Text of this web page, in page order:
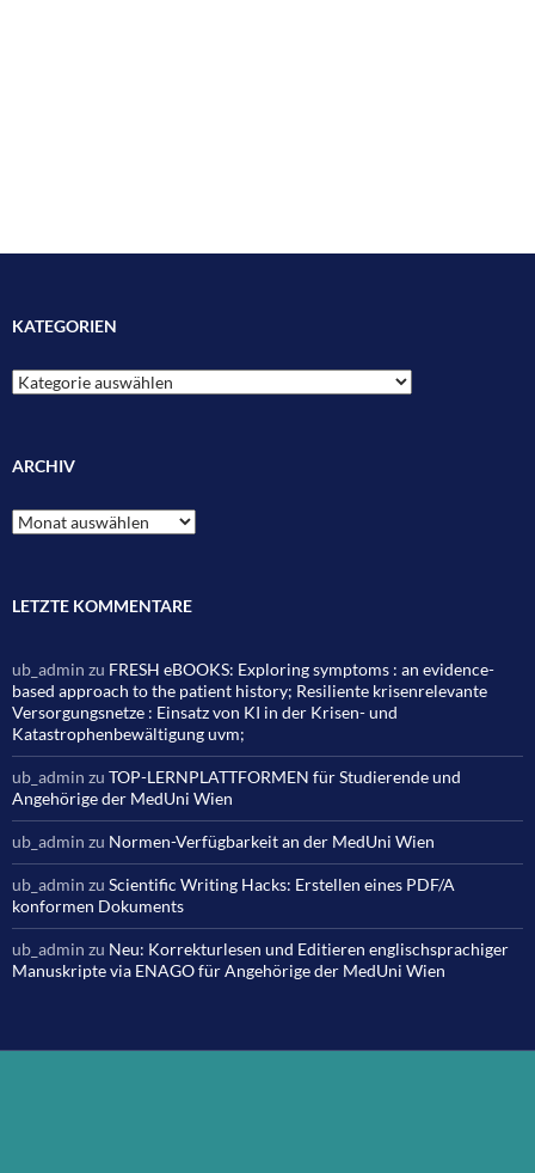
KATEGORIEN
Kategorien
ARCHIV
Archiv
LETZTE KOMMENTARE
ub_admin zu FRESH eBOOKS: Exploring symptoms : an evidence-
based approach to the patient history; Resiliente krisenrelevante
Versorgungsnetze : Einsatz von KI in der Krisen- und
Katastrophenbewältigung uvm;
ub_admin zu TOP-LERNPLATTFORMEN für Studierende und
Angehörige der MedUni Wien
ub_admin zu Normen-Verfügbarkeit an der MedUni Wien
ub_admin zu Scientific Writing Hacks: Erstellen eines PDF/A
konformen Dokuments
ub_admin zu Neu: Korrekturlesen und Editieren englischsprachiger
Manuskripte via ENAGO für Angehörige der MedUni Wien